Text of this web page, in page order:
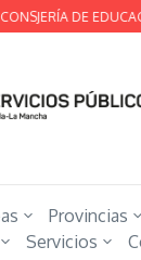
DE
Provincias
Servicios